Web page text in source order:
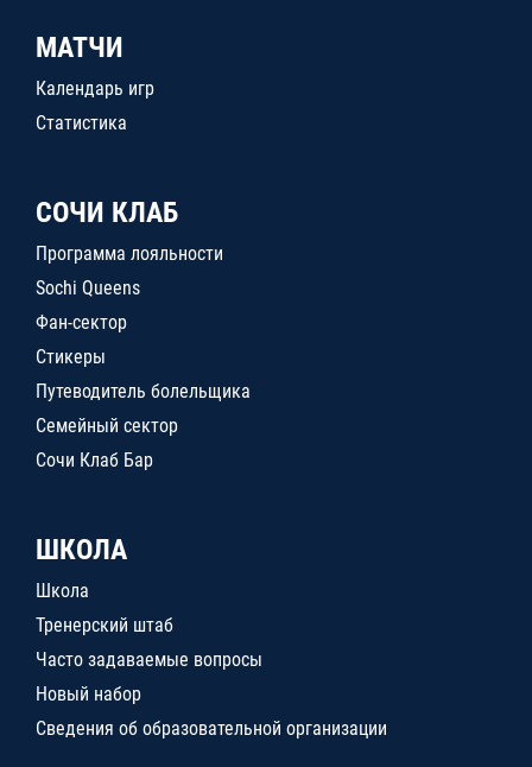
МАТЧИ
Календарь игр
Статистика
СОЧИ КЛАБ
Программа лояльности
Sochi Queens
Фан-сектор
Стикеры
Путеводитель болельщика
Семейный сектор
Сочи Клаб Бар
ШКОЛА
Школа
Тренерский штаб
Часто задаваемые вопросы
Новый набор
Сведения об образовательной организации